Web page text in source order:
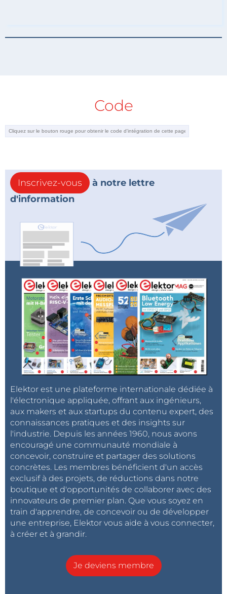
Code
Inscrivez-vous
à notre lettre
d'information
Elektor est une plateforme internationale dédiée à
l'électronique appliquée, offrant aux ingénieurs,
aux makers et aux startups du contenu expert, des
connaissances pratiques et des insights sur
l'industrie. Depuis les années 1960, nous avons
encouragé une communauté mondiale à
concevoir, construire et partager des solutions
concrètes. Les membres bénéficient d'un accès
exclusif à des projets, de réductions dans notre
boutique et d'opportunités de collaborer avec des
innovateurs de premier plan. Que vous soyez en
train d'apprendre, de concevoir ou de développer
une entreprise, Elektor vous aide à vous connecter,
à créer et à grandir.
Je deviens membre